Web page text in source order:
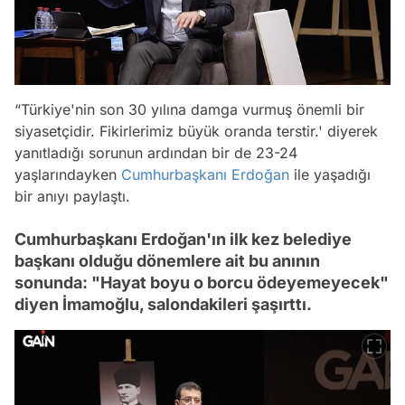
“Türkiye'nin son 30 yılına damga vurmuş önemli bir
siyasetçidir. Fikirlerimiz büyük oranda terstir.' diyerek
yanıtladığı sorunun ardından bir de 23-24
yaşlarındayken Cumhurbaşkanı Erdoğan ile yaşadığı
bir anıyı paylaştı.
Cumhurbaşkanı Erdoğan'ın ilk kez belediye
başkanı olduğu dönemlere ait bu anının
sonunda: "Hayat boyu o borcu ödeyemeyecek"
diyen İmamoğlu, salondakileri şaşırttı.